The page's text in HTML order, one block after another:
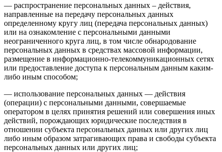
— распространение персональных данных – действия,
направленные на передачу персональных данных
определенному кругу лиц (передача персональных данных)
или на ознакомление с персональными данными
неограниченного круга лиц, в том числе обнародование
персональных данных в средствах массовой информации,
размещение в информационно-телекоммуникационных сетях
или предоставление доступа к персональным данным каким-
либо иным способом;
— использование персональных данных — действия
(операции) с персональными данными, совершаемые
оператором в целях принятия решений или совершения иных
действий, порождающих юридические последствия в
отношении субъекта персональных данных или других лиц
либо иным образом затрагивающих права и свободы субъекта
персональных данных или других лиц;